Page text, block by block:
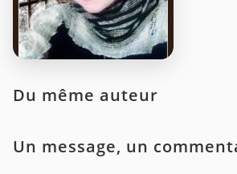
Du même auteur
Un message, un